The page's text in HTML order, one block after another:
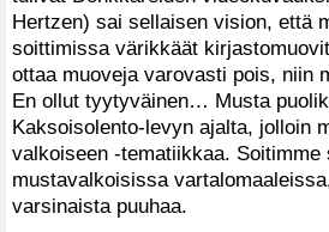
Hertzen) sai sellaisen vision, että
soittimissa värikkäät
ottaa muoveja varovasti pois, niin
En ollut tyytyväinen… Musta
Kaksoisolento-levyn ajalta, jolloin
valkoiseen -tematiikkaa.
mustavalkoisissa
varsinaista puuhaa.